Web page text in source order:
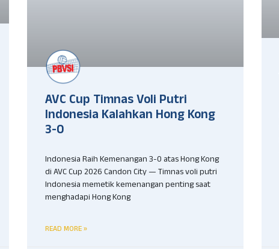
AVC Cup Timnas Voli Putri
Indonesia Kalahkan Hong Kong
3-0
Indonesia Raih Kemenangan 3-0 atas Hong Kong
di AVC Cup 2026 Candon City — Timnas voli putri
Indonesia memetik kemenangan penting saat
menghadapi Hong Kong
READ MORE »